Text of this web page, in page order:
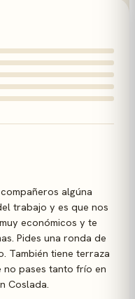
algúna
trabajo y es que nos
económicos y te
Pides una ronda de
También tiene terraza
pases tanto frío en
Coslada.